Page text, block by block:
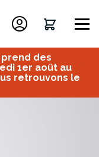
A à Z
unique.
prend des
1er août au
retrouvons le